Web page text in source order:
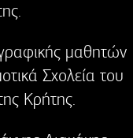
μαθητών
Σχολεία του
Κρήτης.